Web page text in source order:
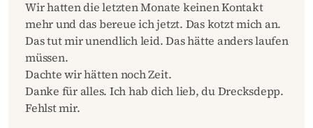
Wir hatten die letzten Monate keinen Kontakt
mehr und das bereue ich jetzt. Das kotzt mich an.
Das tut mir unendlich leid. Das hätte anders laufen
müssen.
Dachte wir hätten noch Zeit.
Danke für alles. Ich hab dich lieb, du Drecksdepp.
Fehlst mir.